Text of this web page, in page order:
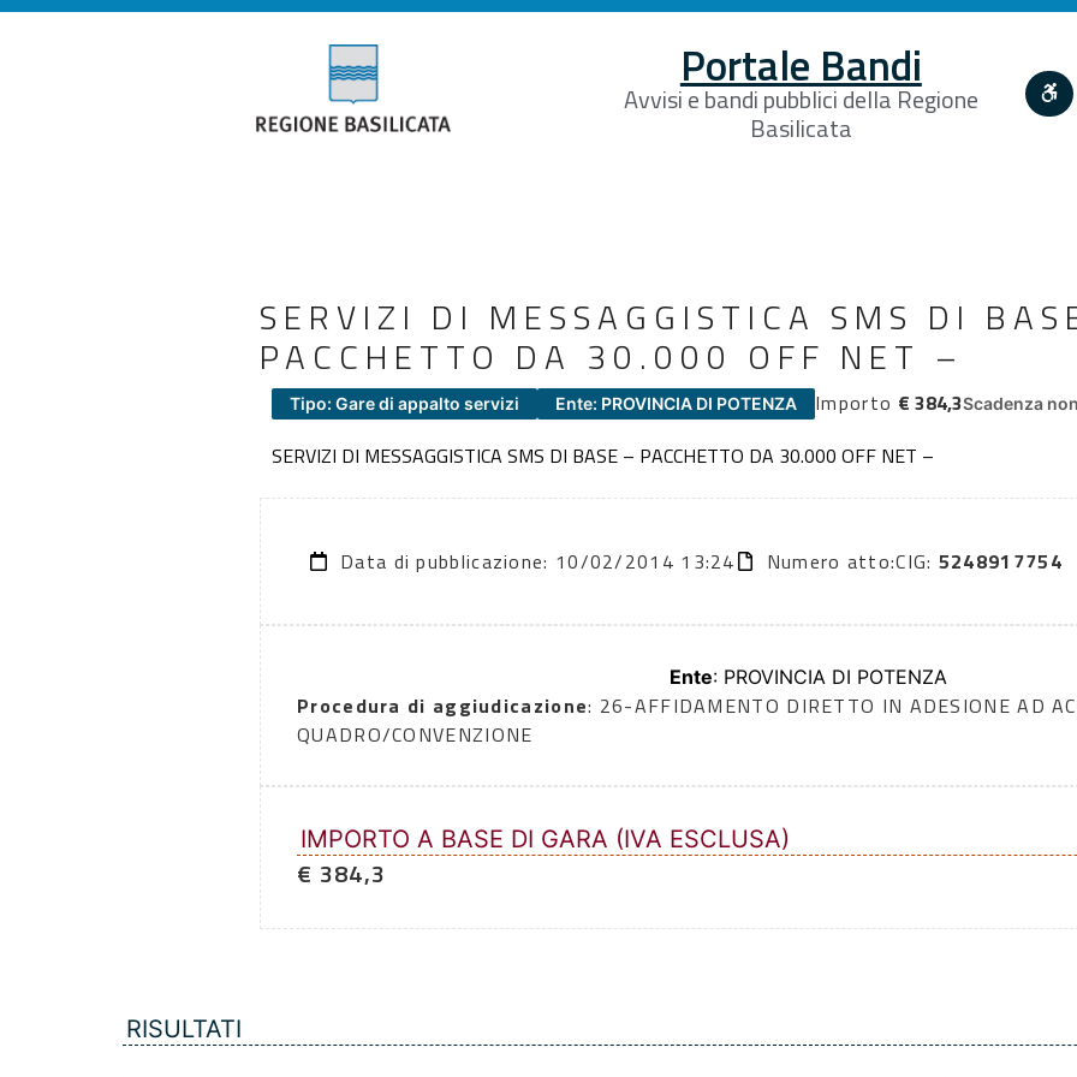
Portale Bandi
Avvisi e bandi pubblici della Regione
Basilicata
SERVIZI DI MESSAGGISTICA SMS DI
PACCHETTO DA 30.000 OFF NET –
Tipo: Gare di appalto servizi Ente: PROVINCIA DI POTENZA Importo € 384,3Scadenza
SERVIZI DI MESSAGGISTICA SMS DI BASE – PACCHETTO DA 30.000 OFF NET –
Data di pubblicazione: 10/02/2014 13:24 Numero atto:CIG: 5248917754
Ente: PROVINCIA DI POTENZA
Procedura di aggiudicazione: 26-AFFIDAMENTO DIRETTO IN ADESIONE AD
QUADRO/CONVENZIONE
IMPORTO A BASE DI GARA (IVA ESCLUSA)
€ 384,3
RISULTATI